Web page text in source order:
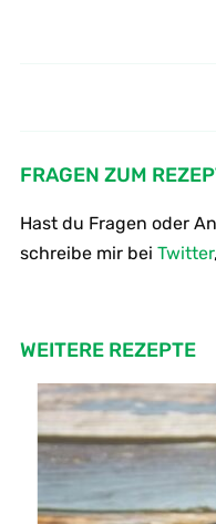
FRAGEN ZUM
Hast du Fragen oder
schreibe mir bei Twitter,
WEITERE REZEPTE